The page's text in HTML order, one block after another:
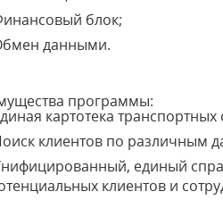
блок;
данными.
программы:
картотека транспортных
клиентов по различным
единый
клиентов и